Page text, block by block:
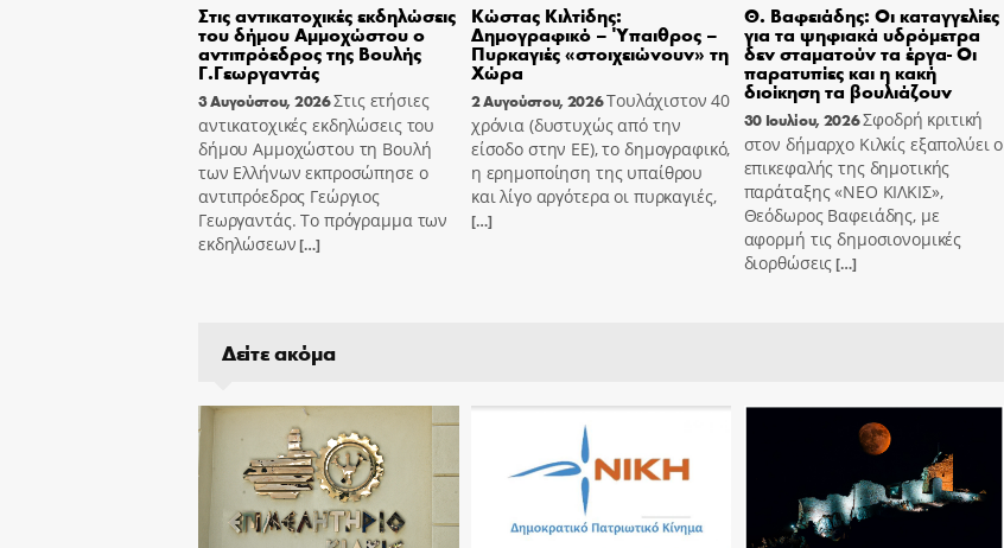
Στις αντικατοχικές εκδηλώσεις
του δήμου Αμμοχώστου ο
αντιπρόεδρος της Βουλής
Γ.Γεωργαντάς
3 Αυγούστου, 2026Στις ετήσιες
αντικατοχικές εκδηλώσεις του
δήμου Αμμοχώστου τη Βουλή
των Ελλήνων εκπροσώπησε ο
αντιπρόεδρος Γεώργιος
Γεωργαντάς. Το πρόγραμμα των
εκδηλώσεων[…]
Κώστας Κιλτίδης:
Δημογραφικό – Ύπαιθρος –
Πυρκαγιές «στοιχειώνουν» τη
Χώρα
2 Αυγούστου, 2026Τουλάχιστον 40
χρόνια (δυστυχώς από την
είσοδο στην ΕΕ), το δημογραφικό,
η ερημοποίηση της υπαίθρου
και λίγο αργότερα οι πυρκαγιές,
[…]
Θ. Βαφειάδης: Οι καταγγελίες
για τα ψηφιακά υδρόμετρα
δεν σταματούν τα έργα- Οι
παρατυπίες και η κακή
διοίκηση τα βουλιάζουν
30 Ιουλίου, 2026Σφοδρή κριτική
στον δήμαρχο Κιλκίς εξαπολύει ο
επικεφαλής της δημοτικής
παράταξης «ΝΕΟ ΚΙΛΚΙΣ»,
Θεόδωρος Βαφειάδης, με
αφορμή τις δημοσιονομικές
διορθώσεις[…]
Δείτε ακόμα